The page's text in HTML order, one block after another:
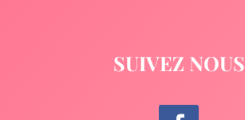
SUIVEZ NOUS